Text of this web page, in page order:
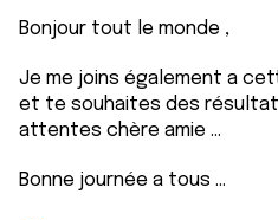
Bonjour tout le monde ,
Je me joins également a
et te souhaites des
attentes chère amie ...
Bonne journée a tous ...